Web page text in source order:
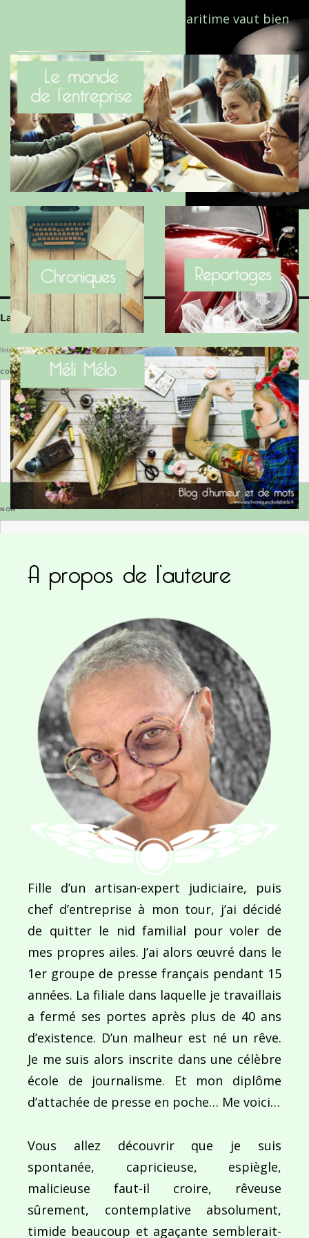
Laisser un commentaire
Votre adresse e-mail ne sera pas publiée.Les champs obligatoires sont indiqués avec*
COMMENTAIRE
NOM*
Enregistrer mon nom, mon e-mail et mon site dans le navigateur pour mon prochain commentaire.
Ce site utilise Akismet pour réduire les
commentaires sont traitées.
Navigation
l’article
Ballade des dames du temps jadis
Le Benaise de la Charente-Maritime vaut bien
A propos de l’auteure
Fille d’un artisan-expert judiciaire, puis
chef d’entreprise à mon tour, j’ai décidé
de quitter le nid familial pour voler de
mes propres ailes. J’ai alors œuvré dans le
1er groupe de presse français pendant 15
années. La filiale dans laquelle je travaillais
a fermé ses portes après plus de 40 ans
d’existence. D’un malheur est né un rêve.
Je me suis alors inscrite dans une célèbre
école de journalisme. Et mon diplôme
d’attachée de presse en poche… Me voici…
Vous allez découvrir que je suis
spontanée, capricieuse, espiègle,
malicieuse faut-il croire, rêveuse
sûrement, contemplative absolument,
timide beaucoup et agaçante semblerait-